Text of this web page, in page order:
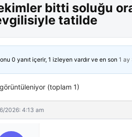
bitti soluğu
tatilde
0 yanıt içerir, 1 izleyen vardır ve en son 1 ay
(toplam 1)
2026: 4:13 am